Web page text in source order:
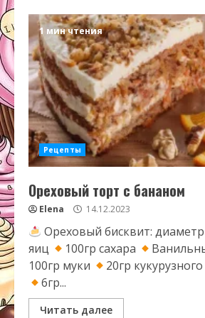
1 мин чтения
Рецепты
Ореховый торт с бананом
Elena 14.12.2023
Ореховый бисквит:
яиц
100гр сахара
100гр муки
20гр
6гр...
Читать далее